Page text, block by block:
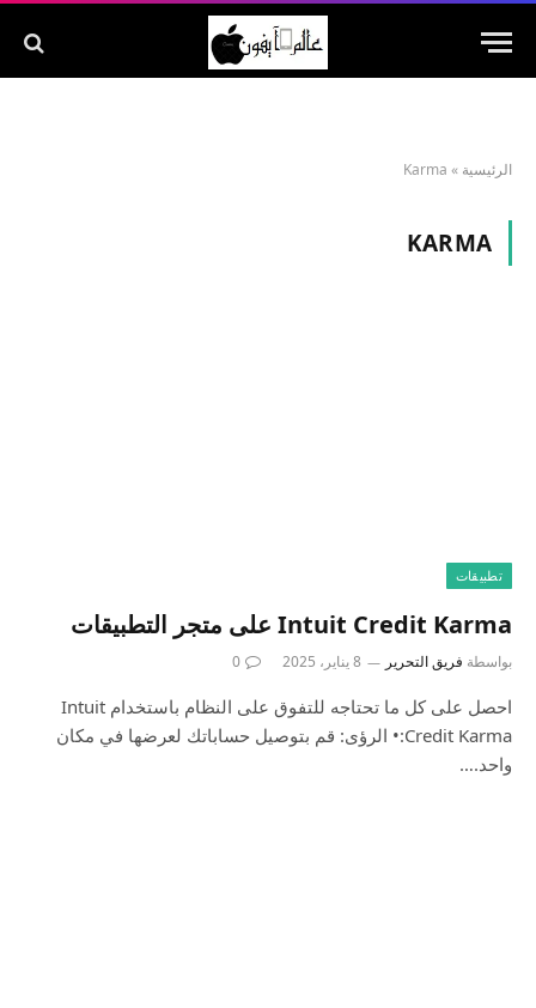
الرئيسية »
Karma
KARMA
تطبيقات
بواسطة فريق التحرير 8 يناير، 2025 0
احصل على كل ما تحتاجه للتفوق على النظام باستخدام Intuit
Credit Karma:• الرؤى: قم بتوصيل حساباتك لعرضها في مكان
واحد.…